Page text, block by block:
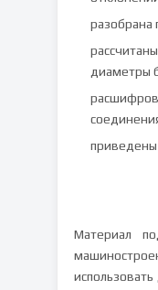
разобрана
диаметры
приведены
Материал